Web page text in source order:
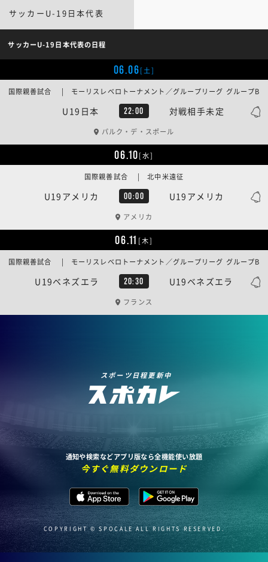
サッカーU-19日本代表
サッカーU-19日本代表の日程
06.06[土]
U19日本 22:00 対戦相手未定
国際親善試合 | モーリスレベロトーナメント／グループリーグ グループB
パルク・デ・スポール
06.10[水]
U19アメリカ 00:00 U19アメリカ
国際親善試合 | 北中米遠征
アメリカ
06.11 [木]
U19ベネズエラ 20:30 U19ベネズエラ
国際親善試合 | モーリスレベロトーナメント／グループリーグ グループB
フランス
スポーツ日程更新中
通知や検索などアプリ版なら全機能使い放題
今すぐ無料ダウンロード
COPYRIGHT © SPOCALE ALL RIGHTS RESERVED.